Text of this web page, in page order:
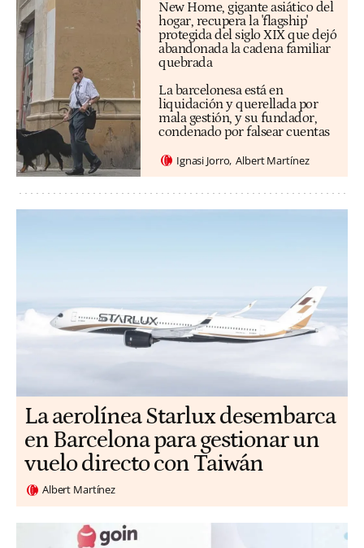
New Home, gigante asiático del
hogar, recupera la 'flagship'
protegida del siglo XIX que dejó
abandonada la cadena familiar
quebrada
La barcelonesa está en
liquidación y querellada por
mala gestión, y su fundador,
condenado por falsear cuentas
Ignasi Jorro Albert Martínez
La aerolínea Starlux desembarca
en Barcelona para gestionar un
vuelo directo con Taiwán
Albert Martínez